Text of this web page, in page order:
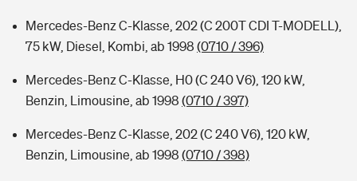
Mercedes-Benz C-Klasse, 202 (C 200T CDI T-MODELL),
75 kW, Diesel, Kombi, ab 1998 (0710 / 396)
Mercedes-Benz C-Klasse, H0 (C 240 V6), 120 kW,
Benzin, Limousine, ab 1998 (0710 / 397)
Mercedes-Benz C-Klasse, 202 (C 240 V6), 120 kW,
Benzin, Limousine, ab 1998 (0710 / 398)